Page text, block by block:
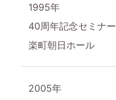
1995年
40周年記念セミナ
楽町朝日ホール
2005年